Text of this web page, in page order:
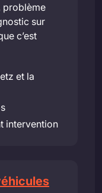
problème
sur
c’est
et la
intervention